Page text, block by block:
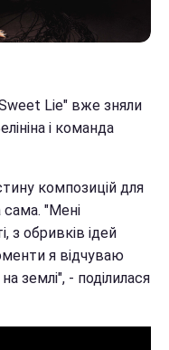
Lie" вже зняли
і команда
композицій для
сама. "Мені
з обривків ідей
я відчуваю
землі", - поділилася